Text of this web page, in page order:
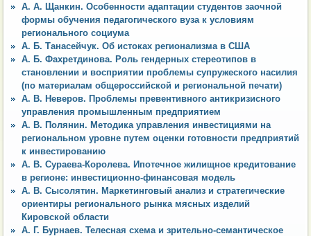
А. А. Щанкин. Особенности адаптации студентов заочной
формы обучения педагогического вуза к условиям
регионального социума
А. Б. Танасейчук. Об истоках регионализма в США
А. Б. Фахретдинова. Роль гендерных стереотипов в
становлении и восприятии проблемы супружеского насилия
(по материалам общероссийской и региональной печати)
А. В. Неверов. Проблемы превентивного антикризисного
управления промышленным предприятием
А. В. Полянин. Методика управления инвестициями на
региональном уровне путем оценки готовности предприятий
к инвестированию
А. В. Сураева-Королева. Ипотечное жилищное кредитование
в регионе: инвестиционно-финансовая модель
А. В. Сысолятин. Маркетинговый анализ и стратегические
ориентиры регионального рынка мясных изделий
Кировской области
А. Г. Бурнаев. Телесная схема и зрительно-семантическое